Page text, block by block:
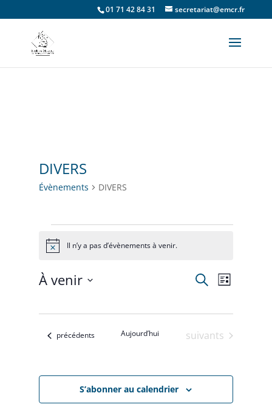
01 71 42 84 31 secretariat@emcr.fr
DIVERS
Évènements DIVERS
Évènements
NoticeIl n’y a pas d’évènements à venir.
Recherche
navigation
vues
Recherche
Liste
À venir
Évènements
précédents Aujourd’hui Évènements
suivants
S’abonner au calendrier